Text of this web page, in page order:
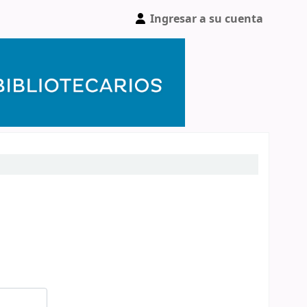
Ingresar a su cuenta